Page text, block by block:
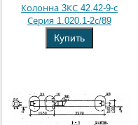
Колонна 3КС 42.42-9-с
Серия 1.020.1-2с/89
Купить